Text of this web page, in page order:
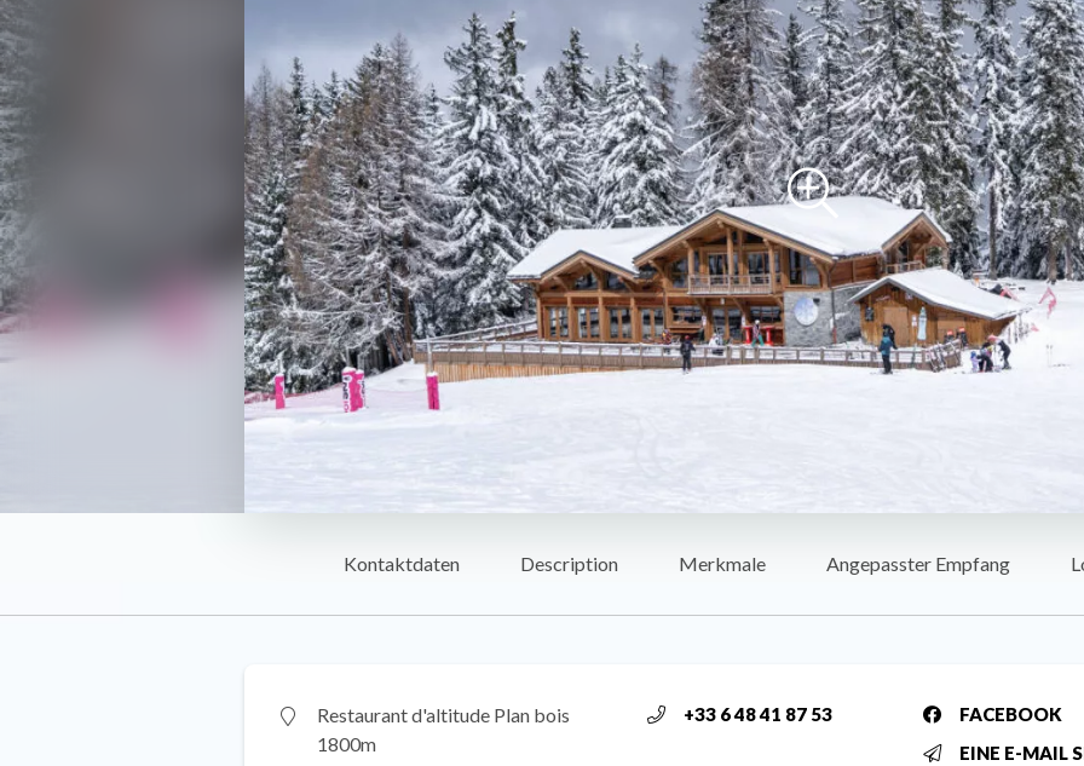
Kontaktdaten Description Merkmale Angepasster Empfang
Restaurant d'altitude Plan bois
1800m
+33 6 48 41 87 53
FACEBOOK
EINE E-MAIL